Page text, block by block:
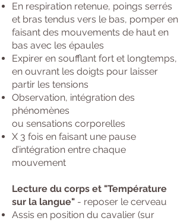
En respiration retenue, poings serrés
et bras tendus vers le bas, pomper en
faisant des mouvements de haut en
bas avec les épaules
Expirer en soufflant fort et longtemps,
en ouvrant les doigts pour laisser
partir les tensions
Observation, intégration des
phénomènes
ou sensations corporelles
X 3 fois en faisant une pause
d’intégration entre chaque
mouvement
Lecture du corps et "Température
sur la langue" - reposer le cerveau
Assis en position du cavalier (sur